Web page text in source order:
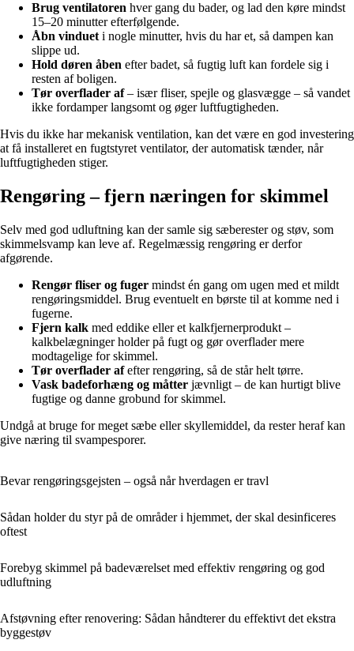
Brug ventilatoren hver gang du bader, og lad den køre mindst
15–20 minutter efterfølgende.
Åbn vindueti nogle minutter, hvis du har et, så dampen kan
slippe ud.
Hold døren åben efter badet, så fugtig luft kan fordele sig i
resten af boligen.
Tør overflader af– især fliser, spejle og glasvægge – så vandet
ikke fordamper langsomt og øger luftfugtigheden.
Hvis du ikke har mekanisk ventilation, kan det være en god investering
at få installeret en fugtstyret ventilator, der automatisk tænder, når
luftfugtigheden stiger.
Rengøring – fjern næringen for skimmel
Selv med god udluftning kan der samle sig sæberester og støv, som
skimmelsvamp kan leve af. Regelmæssig rengøring er derfor
afgørende.
Rengør fliser og fuger mindst én gang om ugen med et mildt
rengøringsmiddel. Brug eventuelt en børste til at komme ned i
fugerne.
Fjern kalk med eddike eller et kalkfjernerprodukt –
kalkbelægninger holder på fugt og gør overflader mere
modtagelige for skimmel.
Tør overflader afefter rengøring, så de står helt tørre.
Vask badeforhæng og måtter jævnligt – de kan hurtigt blive
fugtige og danne grobund for skimmel.
Undgå at bruge for meget sæbe eller skyllemiddel, da rester heraf kan
give næring til svampesporer.
Bevar rengøringsgejsten – også når hverdagen er travl
Sådan holder du styr på de områder i hjemmet, der skal desinficeres
oftest
Forebyg skimmel på badeværelset med effektiv rengøring og god
udluftning
Afstøvning efter renovering: Sådan håndterer du effektivt det ekstra
byggestøv